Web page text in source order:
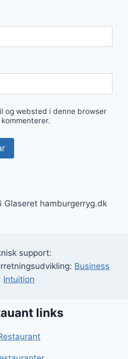
og websted i denne browser
hamburgerryg.dk
support:
Business
Intuition
links